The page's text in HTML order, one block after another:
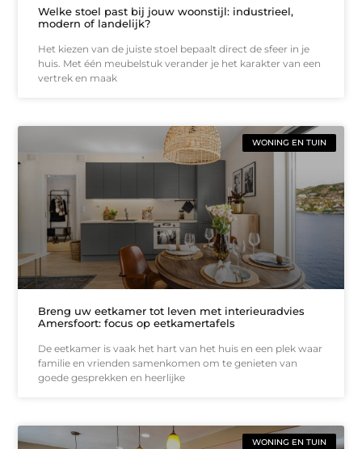
Welke stoel past bij jouw woonstijl: industrieel,
modern of landelijk?
Het kiezen van de juiste stoel bepaalt direct de sfeer in je
huis. Met één meubelstuk verander je het karakter van een
vertrek en maak
WONING EN TUIN
Breng uw eetkamer tot leven met interieuradvies
Amersfoort: focus op eetkamertafels
De eetkamer is vaak het hart van het huis en een plek waar
familie en vrienden samenkomen om te genieten van
goede gesprekken en heerlijke
WONING EN TUIN